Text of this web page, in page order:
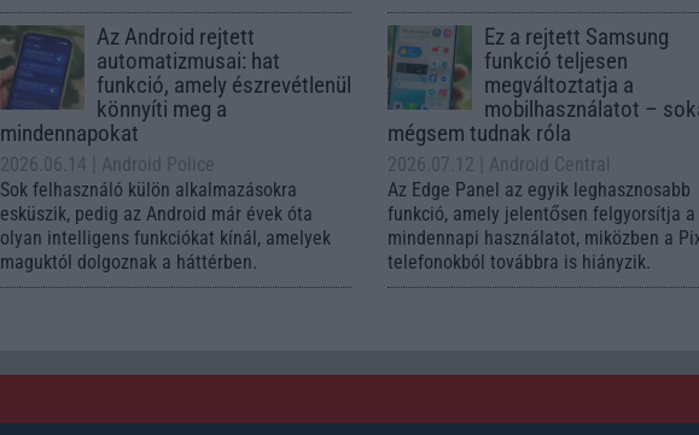
Az Android rejtett
automatizmusai: hat
funkció, amely észrevétlenül
könnyíti meg a
mindennapokat
2026.06.14
| Android Police
Sok felhasználó külön alkalmazásokra
esküszik, pedig az Android már évek óta
olyan intelligens funkciókat kínál, amelyek
maguktól dolgoznak a háttérben.
Ez a rejtett Samsung
funkció teljesen
megváltoztatja a
mobilhasználatot –
mégsem tudnak róla
2026.07.12
| Android Central
Az Edge Panel az egyik leghasznosabb
funkció, amely jelentősen felgyorsítja a
mindennapi használatot, miközben a
telefonokból továbbra is hiányzik.